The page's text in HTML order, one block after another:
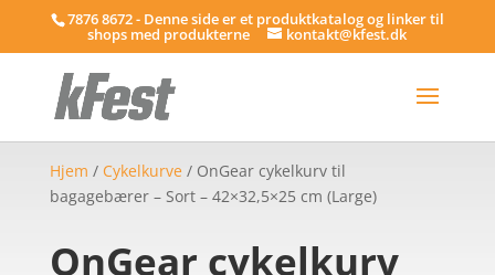
7876 8672 - Denne side er et produktkatalog og linker til
shops med produkterne kontakt@kfest.dk
Hjem / Cykelkurve / OnGear cykelkurv til
bagagebærer – Sort – 42×32,5×25 cm (Large)
OnGear cykelkurv